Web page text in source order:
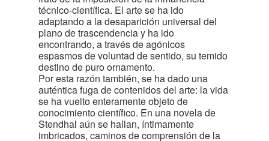
técnico-científica. El arte se ha ido
adaptando a la desaparición universal del
plano de trascendencia y ha ido
encontrando, a través de agónicos
espasmos de voluntad de sentido, su temido
destino de puro ornamento.
Por esta razón también, se ha dado una
auténtica fuga de contenidos del arte: la vida
se ha vuelto enteramente objeto de
conocimiento científico. En una novela de
Stendhal aún se hallan, íntimamente
imbricados, caminos de comprensión de la